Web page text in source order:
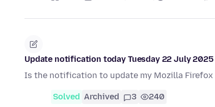
Update notification today Tuesday 22 July 2025
Is the notification to update my Mozilla
Solved Archived 3 240